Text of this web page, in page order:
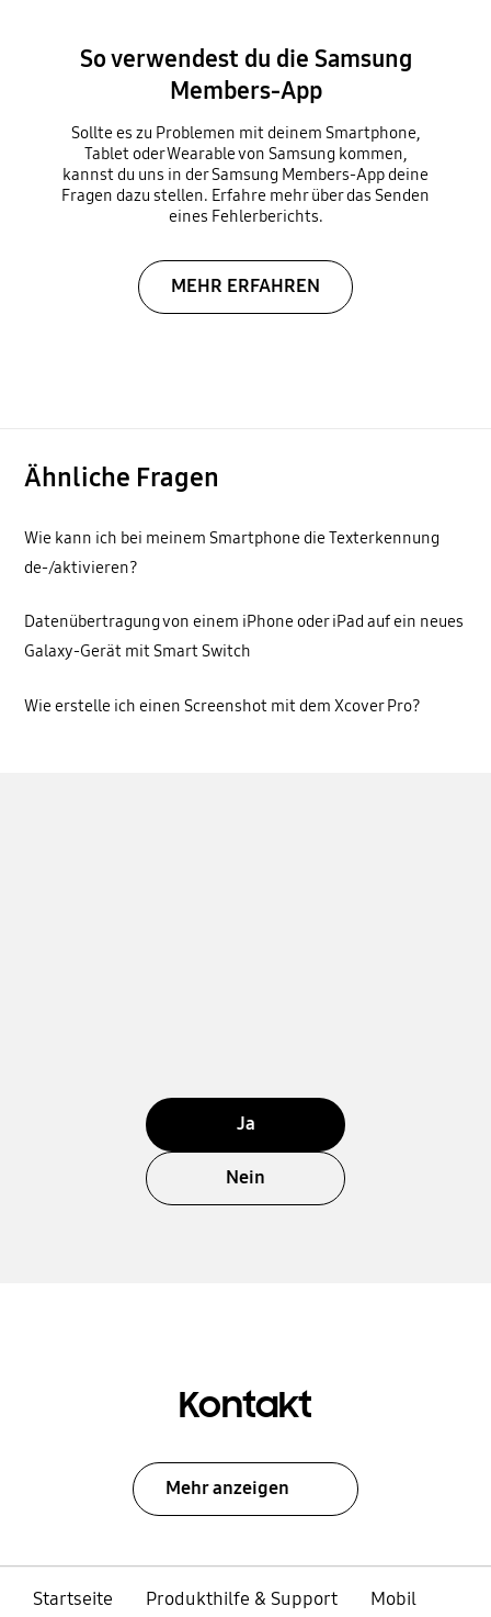
So verwendest du die Samsung
Members-App
Sollte es zu Problemen mit deinem Smartphone,
Tablet oder Wearable von Samsung kommen,
kannst du uns in der Samsung Members-App deine
Fragen dazu stellen. Erfahre mehr über das Senden
eines Fehlerberichts.
MEHR ERFAHREN
Ähnliche Fragen
Wie kann ich bei meinem Smartphone die Texterkennung
de-/aktivieren?
Datenübertragung von einem iPhone oder iPad auf ein neues
Galaxy-Gerät mit Smart Switch
Wie erstelle ich einen Screenshot mit dem Xcover Pro?
Ja
Nein
Kontakt
Mehr anzeigen
Startseite Produkthilfe & Support
Mobil